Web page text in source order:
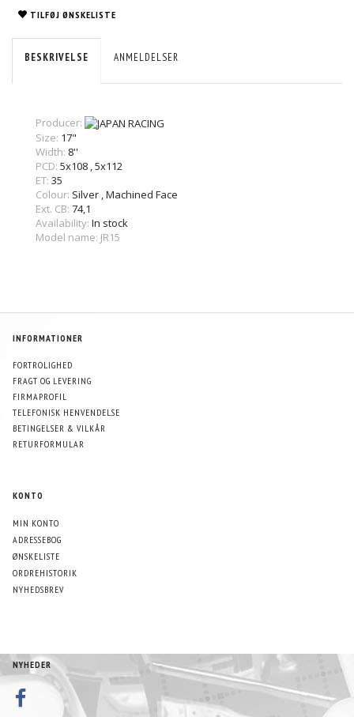
TILFØJ ØNSKELISTE
BESKRIVELSE ANMELDELSER
Producer:
Size: 17"
Width: 8''
PCD: 5x108 ,5x112
ET: 35
Colour: Silver ,Machined Face
Ext. CB: 74,1
Availability: In stock
Model name: JR15
INFORMATIONER
FORTROLIGHED
FRAGT OG LEVERING
FIRMAPROFIL
TELEFONISK HENVENDELSE
BETINGELSER & VILKÅR
RETURFORMULAR
KONTO
MIN KONTO
ADRESSEBOG
ØNSKELISTE
ORDREHISTORIK
NYHEDSBREV
NYHEDER